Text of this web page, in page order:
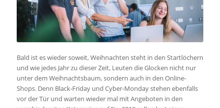
Bald ist es wieder soweit, Weihnachten steht in den Startlöchern
und wie jedes Jahr zu dieser Zeit, Leuten die Glocken nicht nur
unter dem Weihnachtsbaum, sondern auch in den Online-
Shops. Denn Black-Friday und Cyber-Monday stehen ebenfalls
vor der Tür und warten wieder mal mit Angeboten in den